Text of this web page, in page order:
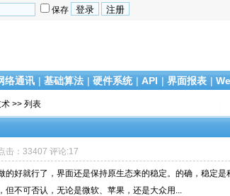
保存
络通讯 | 基础算法 | 硬件系统 | API | 界面报表 |
>> 列表
击：33407 评论:17
的好就行了，界面还是保持原生态来的稳定。的确，稳定是
不可否认，无论是微软、苹果，还是大众用...